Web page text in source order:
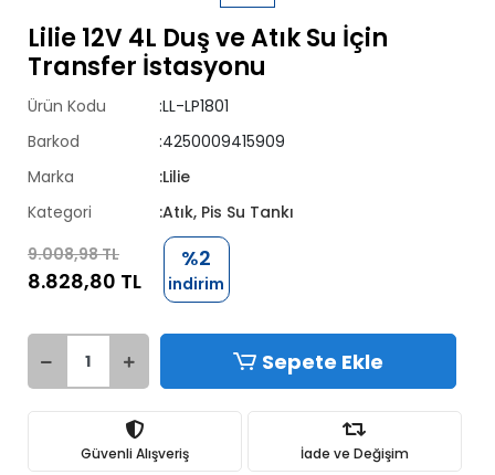
Lilie 12V 4L Duş ve Atık Su İçin
Transfer İstasyonu
Ürün Kodu
:LL-LP1801
Barkod
:4250009415909
Marka
:Lilie
Kategori
:Atık, Pis Su Tankı
9.008,98 TL
8.828,80 TL
%2
indirim
Sepete Ekle
Güvenli Alışveriş İade ve Değişim